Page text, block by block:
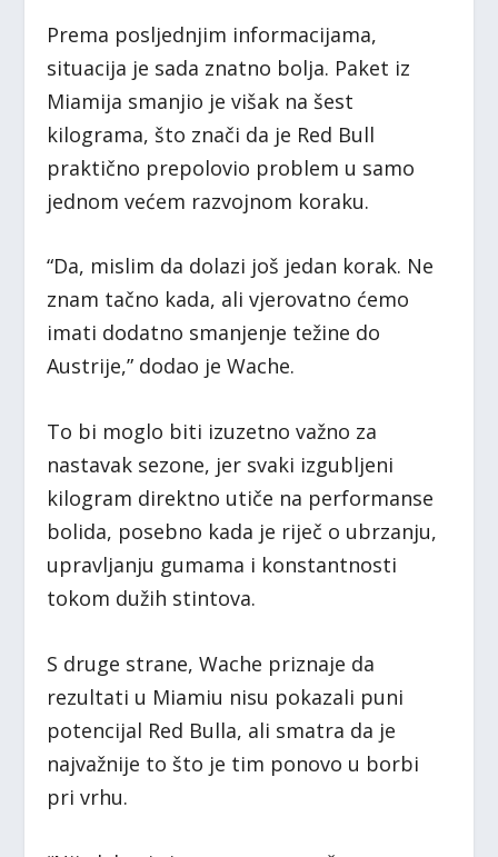
Prema posljednjim informacijama,
situacija je sada znatno bolja. Paket iz
Miamija smanjio je višak na šest
kilograma, što znači da je Red Bull
praktično prepolovio problem u samo
jednom većem razvojnom koraku.
“Da, mislim da dolazi još jedan korak. Ne
znam tačno kada, ali vjerovatno ćemo
imati dodatno smanjenje težine do
Austrije,” dodao je Wache.
To bi moglo biti izuzetno važno za
nastavak sezone, jer svaki izgubljeni
kilogram direktno utiče na performanse
bolida, posebno kada je riječ o ubrzanju,
upravljanju gumama i konstantnosti
tokom dužih stintova.
S druge strane, Wache priznaje da
rezultati u Miamiu nisu pokazali puni
potencijal Red Bulla, ali smatra da je
najvažnije to što je tim ponovo u borbi
pri vrhu.